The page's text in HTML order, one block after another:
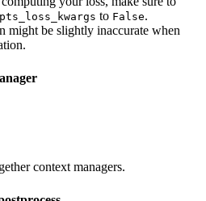
to False.
might be slightly inaccurate when
context managers.